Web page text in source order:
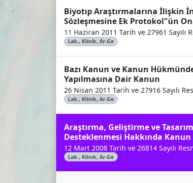
Biyotıp Araştırmalarına İlişkin
Sözleşmesine Ek Protokol"ün
11 Haziran 2011 Tarih ve 27961 Sayılı
Lab., Klinik, Ar-Ge
Bazı Kanun ve Kanun
Yapılmasına Dair Kanun
26 Nisan 2011 Tarih ve 27916 Sayılı
Lab., Klinik, Ar-Ge
Araştırma, Geliştirme ve
Desteklenmesi Hakkında Kanun
12 Mart 2008 Tarih ve 26814 Sayılı
Lab., Klinik, Ar-Ge